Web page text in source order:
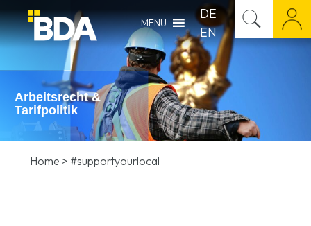
MENU
DE
EN
Arbeitsrecht &
Tarifpolitik
Home > #supportyourlocal